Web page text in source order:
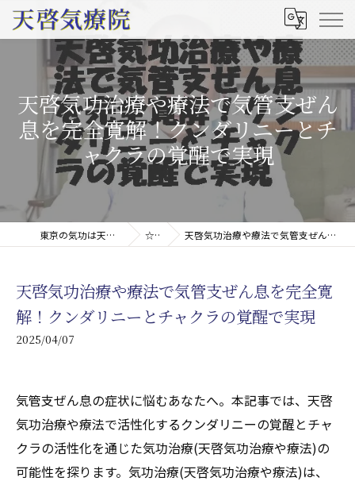
天啓気功治療や療法で気管支ぜん
息を完全寛解！クンダリニーとチ
ャクラの覚醒で実現
東京の気功は天啓気療院(天啓気功療法治療院) ☆コラム 天啓気功治療や療法で気管支ぜん息を完全寛解！クンダリニーとチャクラの覚醒で実現
天啓気功治療や療法で気管支ぜん息を完全寛
解！クンダリニーとチャクラの覚醒で実現
2025/04/07
気管支ぜん息の症状に悩むあなたへ。本記事では、天啓
気功治療や療法で活性化するクンダリニーの覚醒とチャ
クラの活性化を通じた気功治療(天啓気功治療や療法)の
可能性を探ります。気功治療(天啓気功治療や療法)は、